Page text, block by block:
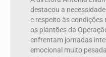
destacou a
e respeito às
os plantões da
enfrentam jornadas
emocional muito